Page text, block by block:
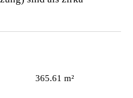
365.61 m²